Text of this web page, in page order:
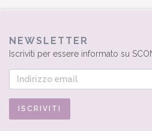
NEWSLETTER
Iscriviti per essere informato su